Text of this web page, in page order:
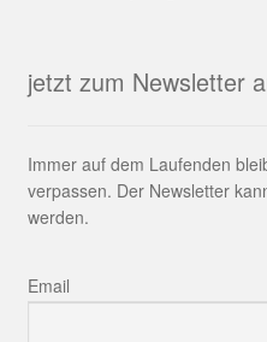
jetzt zum Newsletter
Immer auf dem Laufenden
verpassen. Der Newsletter
werden.
Email